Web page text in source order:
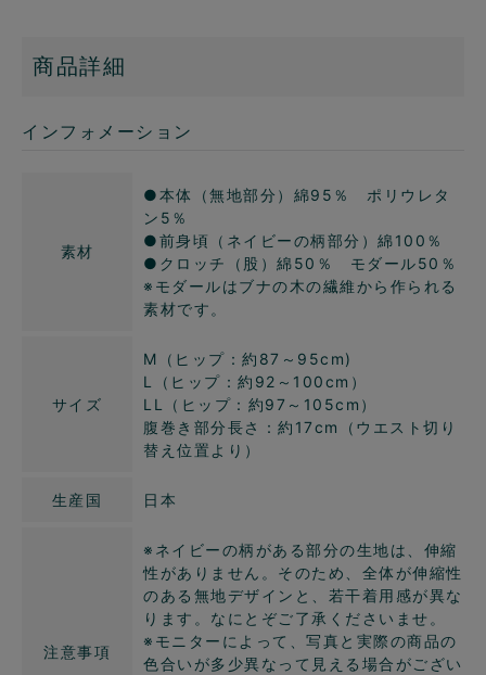
商品詳細
インフォメーション
素材
●本体（無地部分）綿95％ ポリウレタ
ン5％
●前身頃（ネイビーの柄部分）綿100％
●クロッチ（股）綿50％ モダール50％
※モダールはブナの木の繊維から作られる
素材です。
サイズ
M（ヒップ：約87～95cm)
L（ヒップ：約92～100cm）
LL（ヒップ：約97～105cm）
腹巻き部分長さ：約17cm（ウエスト切り
替え位置より）
生産国 日本
注意事項
※ネイビーの柄がある部分の生地は、伸縮
性がありません。そのため、全体が伸縮性
のある無地デザインと、若干着用感が異な
ります。なにとぞご了承くださいませ。
※モニターによって、写真と実際の商品の
色合いが多少異なって見える場合がござい